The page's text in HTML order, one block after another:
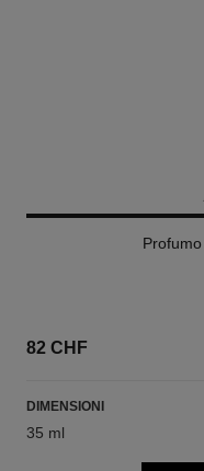
82 CHF
DIMENSIONI
35 ml